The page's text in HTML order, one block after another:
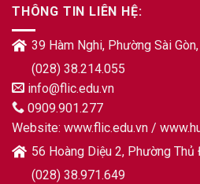
THÔNG TIN LIÊN HỆ:
39 Hàm Nghi, Phường Sài Gòn,
(028) 38.214.055
info@flic.edu.vn
0909.901.277
Website: www.flic.edu.vn /
56 Hoàng Diệu 2, Phường Thủ
(028) 38.971.649